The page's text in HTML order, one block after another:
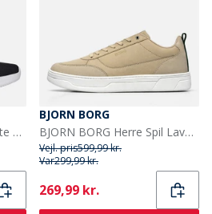
SKECHERS Herre Skech Lite Pro 2.0 Sneakers Sort
BJORN BORG
BJORN BORG Herre Spil Lave Sneakers Beige
Vejl. pris599,99 kr.
Var299,99 kr.
Current
269,99 kr.